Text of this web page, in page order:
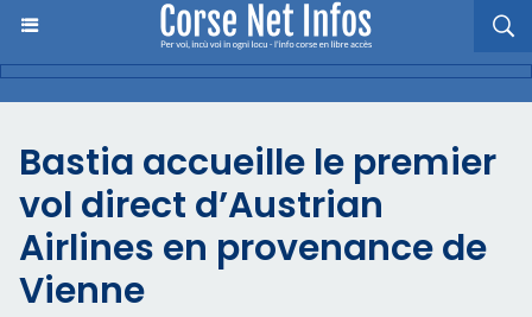
Bastia accueille le premier
vol direct d’Austrian
Airlines en provenance de
Vienne